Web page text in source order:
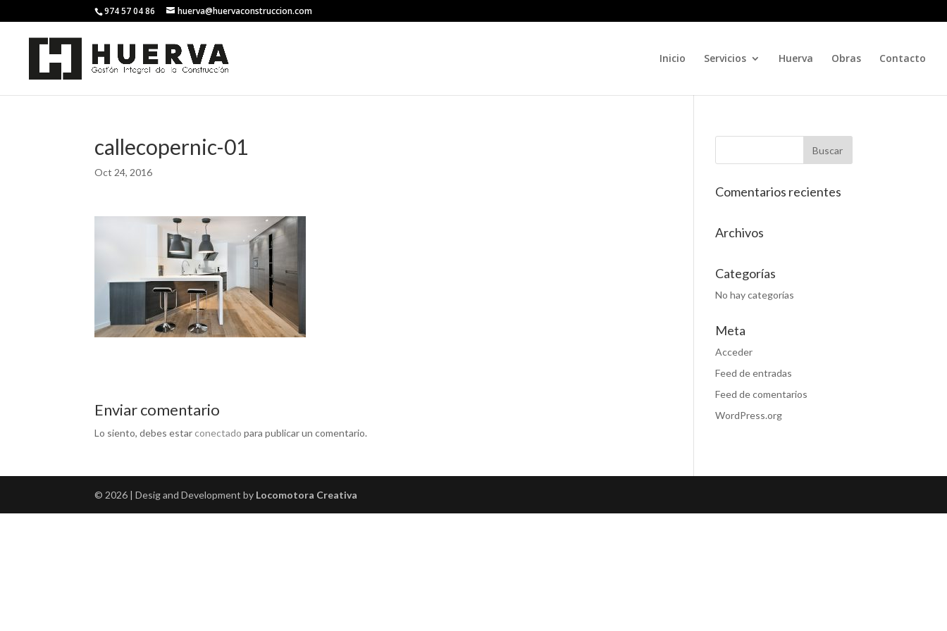
974 57 04 86 huerva@huervaconstruccion.com
Inicio Servicios Huerva Obras Contacto
callecopernic-01
Oct 24, 2016
Enviar comentario
Lo siento, debes estarconectado para publicar un comentario.
Comentarios recientes
Archivos
Categorías
No hay categorías
Meta
Acceder
Feed de entradas
Feed de comentarios
WordPress.org
© 2026 | Desig and Development by Locomotora Creativa